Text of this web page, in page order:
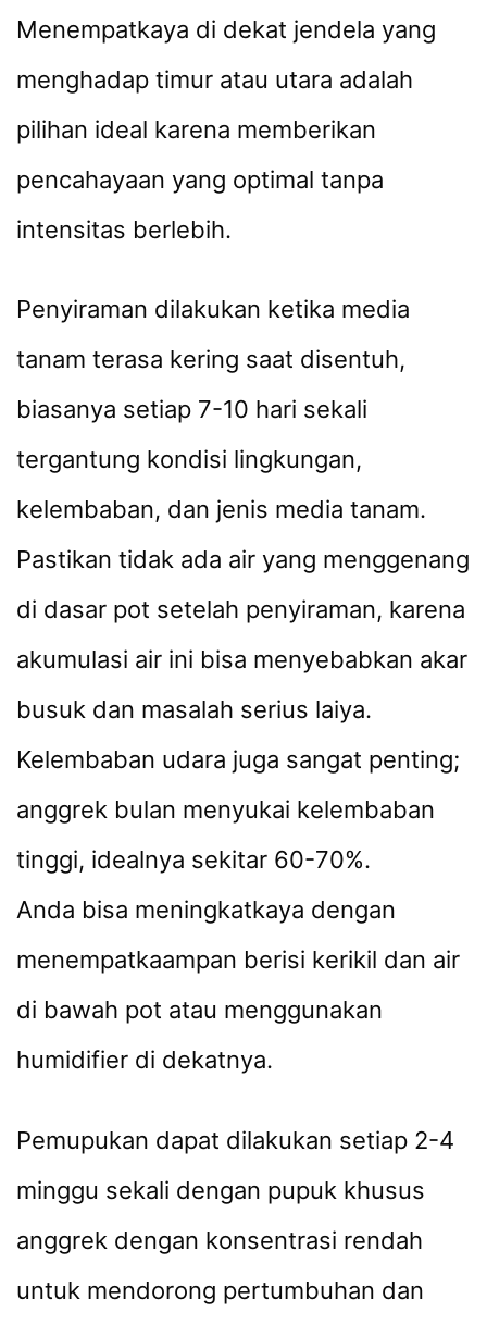
Menempatkaya di dekat jendela yang
menghadap timur atau utara adalah
pilihan ideal karena memberikan
pencahayaan yang optimal tanpa
intensitas berlebih.
Penyiraman dilakukan ketika media
tanam terasa kering saat disentuh,
biasanya setiap 7-10 hari sekali
tergantung kondisi lingkungan,
kelembaban, dan jenis media tanam.
Pastikan tidak ada air yang menggenang
di dasar pot setelah penyiraman, karena
akumulasi air ini bisa menyebabkan akar
busuk dan masalah serius laiya.
Kelembaban udara juga sangat penting;
anggrek bulan menyukai kelembaban
tinggi, idealnya sekitar 60-70%.
Anda bisa meningkatkaya dengan
menempatkaampan berisi kerikil dan air
di bawah pot atau menggunakan
humidifier di dekatnya.
Pemupukan dapat dilakukan setiap 2-4
minggu sekali dengan pupuk khusus
anggrek dengan konsentrasi rendah
untuk mendorong pertumbuhan dan